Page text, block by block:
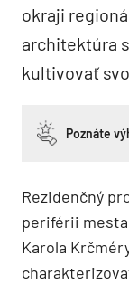
okraji
architektúra
kultivovať
Poznáte
Rezidenčný
periférii
Karola